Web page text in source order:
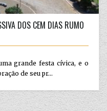
DOS CEM DIAS RUMO
grande festa cívica, e o
de seu pr...